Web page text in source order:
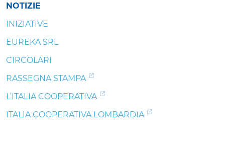
NOTIZIE
INIZIATIVE
EUREKA SRL
CIRCOLARI
RASSEGNA STAMPA
L’ITALIA COOPERATIVA
ITALIA COOPERATIVA LOMBARDIA